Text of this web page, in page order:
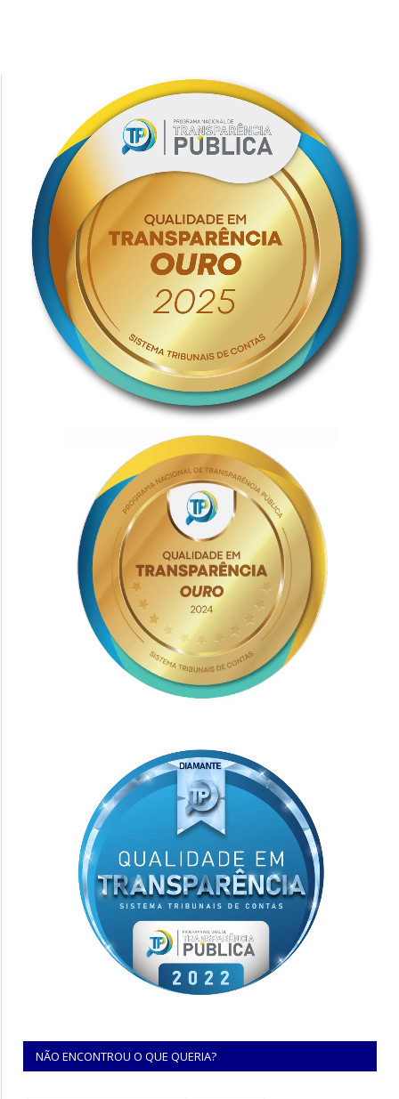
NÃO ENCONTROU O QUE QUERIA?